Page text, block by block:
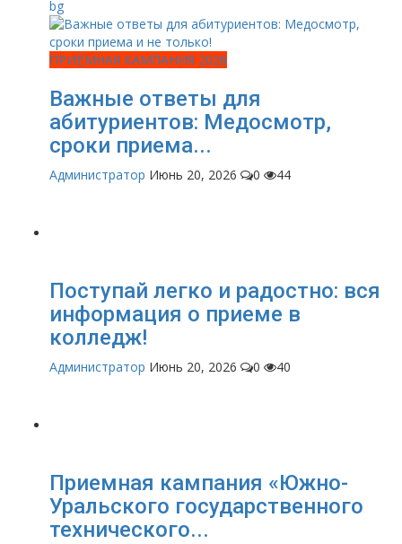
ПРИЁМНАЯ КАМПАНИЯ 2026
Важные ответы для
абитуриентов: Медосмотр,
сроки приема...
Администратор Июнь 20, 2026 0 44
Поступай легко и радостно: вся
информация о приеме в
колледж!
Администратор Июнь 20, 2026 0 40
Приемная кампания «Южно-
Уральского государственного
технического...